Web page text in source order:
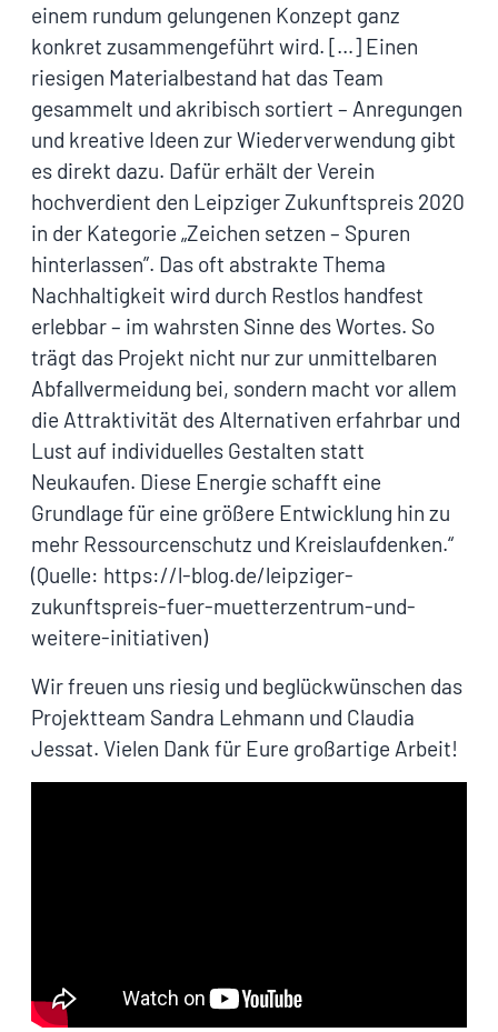
einem rundum gelungenen Konzept ganz
konkret zusammengeführt wird. […] Einen
riesigen Materialbestand hat das Team
gesammelt und akribisch sortiert – Anregungen
und kreative Ideen zur Wiederverwendung gibt
es direkt dazu. Dafür erhält der Verein
hochverdient den Leipziger Zukunftspreis 2020
in der Kategorie „Zeichen setzen – Spuren
hinterlassen”. Das oft abstrakte Thema
Nachhaltigkeit wird durch Restlos handfest
erlebbar – im wahrsten Sinne des Wortes. So
trägt das Projekt nicht nur zur unmittelbaren
Abfallvermeidung bei, sondern macht vor allem
die Attraktivität des Alternativen erfahrbar und
Lust auf individuelles Gestalten statt
Neukaufen. Diese Energie schafft eine
Grundlage für eine größere Entwicklung hin zu
mehr Ressourcenschutz und Kreislaufdenken.“
(Quelle: https://l-blog.de/leipziger-
zukunftspreis-fuer-muetterzentrum-und-
weitere-initiativen)
Wir freuen uns riesig und beglückwünschen das
Projektteam Sandra Lehmann und Claudia
Jessat. Vielen Dank für Eure großartige Arbeit!